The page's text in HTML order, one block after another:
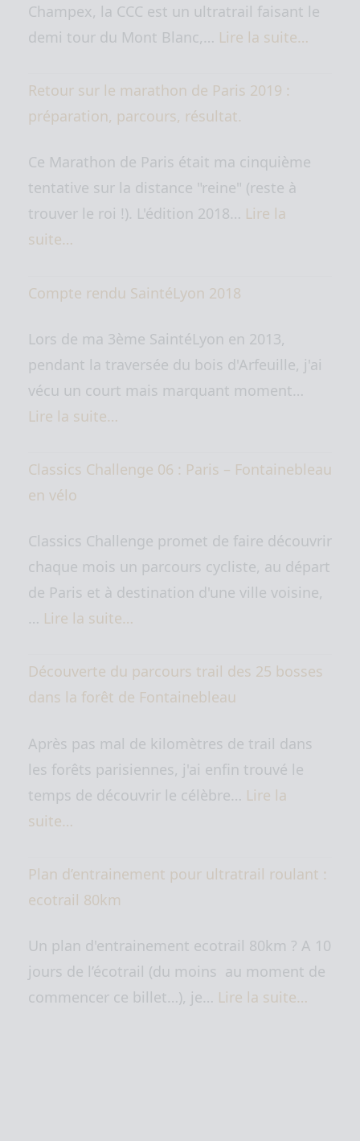
Champex, la CCC est un ultratrail faisant le
demi tour du Mont Blanc,… Lire la suite…
Retour sur le marathon de Paris 2019 :
préparation, parcours, résultat.
Ce Marathon de Paris était ma cinquième
tentative sur la distance "reine" (reste à
trouver le roi !). L'édition 2018… Lire la
suite…
Compte rendu SaintéLyon 2018
Lors de ma 3ème SaintéLyon en 2013,
pendant la traversée du bois d'Arfeuille, j'ai
vécu un court mais marquant moment…
Lire la suite…
Classics Challenge 06 : Paris – Fontainebleau
en vélo
Classics Challenge promet de faire découvrir
chaque mois un parcours cycliste, au départ
de Paris et à destination d'une ville voisine,
… Lire la suite…
Découverte du parcours trail des 25 bosses
dans la forêt de Fontainebleau
Après pas mal de kilomètres de trail dans
les forêts parisiennes, j'ai enfin trouvé le
temps de découvrir le célèbre… Lire la
suite…
Plan d’entrainement pour ultratrail roulant :
ecotrail 80km
Un plan d'entrainement ecotrail 80km ? A 10
jours de l’écotrail (du moins au moment de
commencer ce billet…), je… Lire la suite…